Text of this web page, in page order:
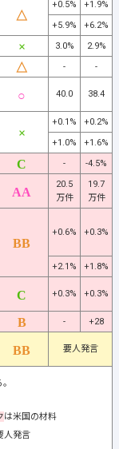
+0.5%
+1.9%
+5.9%
+6.2%
3.0%
2.9%
- -
40.0 38.4
+0.1%
+0.2%
+1.0%
+1.6%
- -4.5%
20.5
万件
19.7
万件
+0.6% +0.3%
+2.1% +1.8%
+0.3% +0.3%
-
+28
要人発言
は米国の材料
人発言